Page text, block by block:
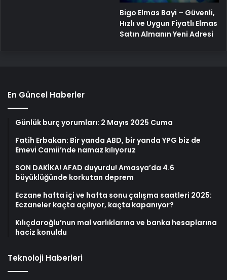
Bigo Elmas Bayi – Güvenli,
Hızlı ve Uygun Fiyatlı Elmas
Satın Almanın Yeni Adresi
En Güncel Haberler
Günlük burç yorumları: 2 Mayıs 2025 Cuma
Fatih Erbakan: Bir yanda ABD, bir yanda YPG biz de
Emevi Camii’nde namaz kılıyoruz
SON DAKİKA! AFAD duyurdu! Amasya’da 4.6
büyüklüğünde korkutan deprem
Eczane hafta içi ve hafta sonu çalışma saatleri 2025:
Eczaneler kaçta açılıyor, kaçta kapanıyor?
Kılıçdaroğlu’nun mal varlıklarına ve banka hesaplarına
haciz konuldu
Teknoloji Haberleri